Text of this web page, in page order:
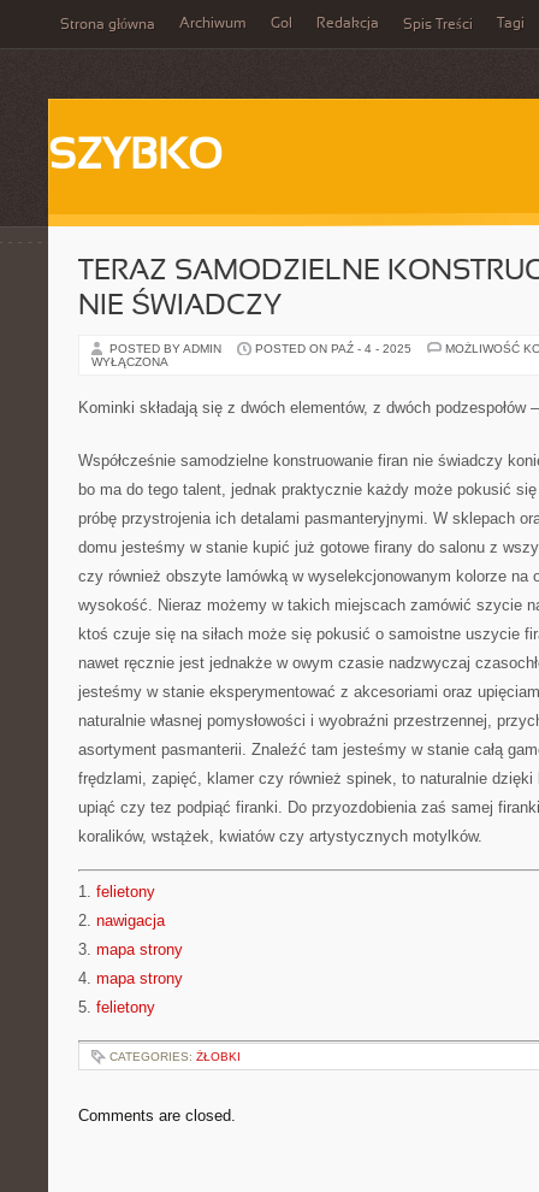
Strona główna Archiwum Gol Redakcja Spis Treści Tagi
SZYBKO
TERAZ SAMODZIELNE
NIE ŚWIADCZY
POSTED BY ADMIN POSTED ON PAŹ - 4 - 2025
MOŻLIWOŚĆ
WYŁĄCZONA
Kominki składają się z dwóch elementów, z dwóch podzespołów
Współcześnie samodzielne konstruowanie firan nie świadczy
bo ma do tego talent, jednak praktycznie każdy może pokusić
próbę przystrojenia ich detalami pasmanteryjnymi. W sklepach
domu jesteśmy w stanie kupić już gotowe firany do salonu z
czy również obszyte lamówką w wyselekcjonowanym kolorze na
wysokość. Nieraz możemy w takich miejscach zamówić szycie
ktoś czuje się na siłach może się pokusić o samoistne uszycie
nawet ręcznie jest jednakże w owym czasie nadzwyczaj
jesteśmy w stanie eksperymentować z akcesoriami oraz
naturalnie własnej pomysłowości i wyobraźni przestrzennej,
asortyment pasmanterii. Znaleźć tam jesteśmy w stanie całą
frędzlami, zapięć, klamer czy również spinek, to naturalnie
upiąć czy tez podpiąć firanki. Do przyozdobienia zaś samej
koralików, wstążek, kwiatów czy artystycznych motylków.
1. felietony
2. nawigacja
3. mapa strony
4. mapa strony
5. felietony
CATEGORIES: ŻŁOBKI
Comments are closed.